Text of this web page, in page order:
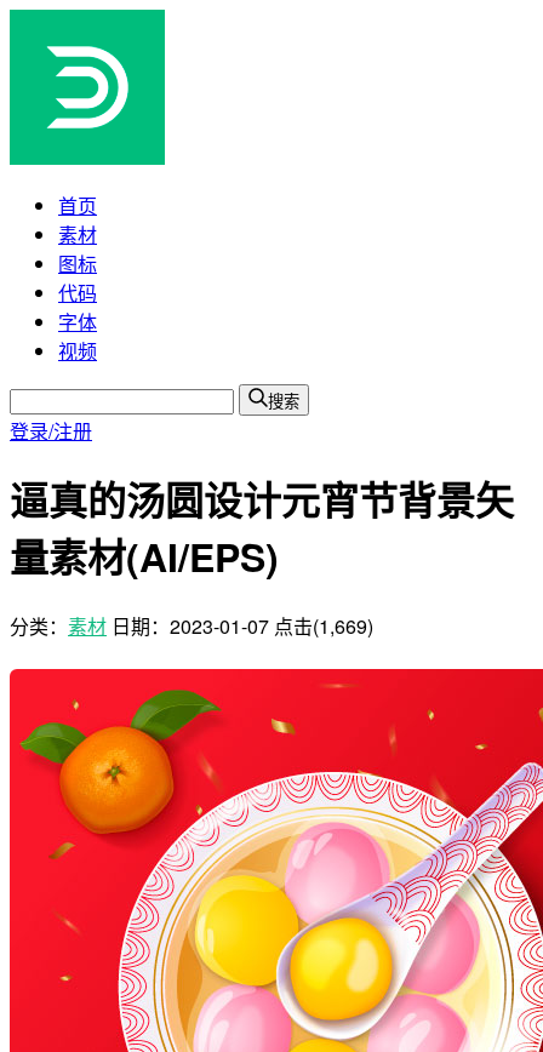
首页
素材
图标
代码
字体
视频
搜索
登录/注册
逼真的汤圆设计元宵节背景矢
量素材(AI/EPS)
分类： 素材 日期： 2023-01-07 点击(1,669)